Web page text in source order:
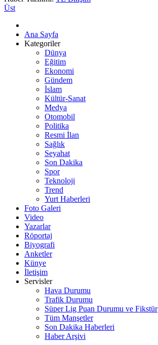
Üst
Ana Sayfa
Kategoriler
Dünya
Eğitim
Ekonomi
Gündem
İslam
Kültür-Sanat
Medya
Otomobil
Politika
Resmi İlan
Sağlık
Seyahat
Son Dakika
Spor
Teknoloji
Trend
Yurt Haberleri
Foto Galeri
Video
Yazarlar
Röportaj
Biyografi
Anketler
Künye
İletişim
Servisler
Hava Durumu
Trafik Durumu
Süper Lig Puan Durumu ve Fikstür
Tüm Manşetler
Son Dakika Haberleri
Haber Arşivi